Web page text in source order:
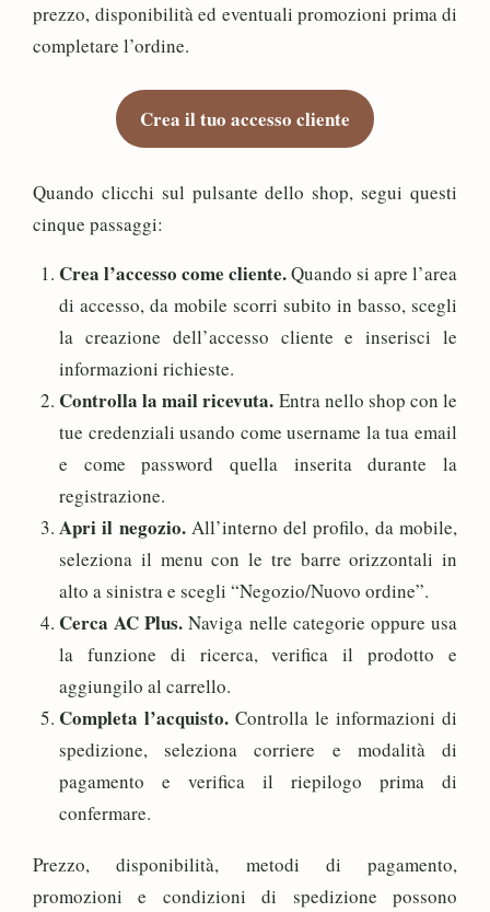
prezzo, disponibilità ed eventuali promozioni prima di
completare l’ordine.
Crea il tuo accesso cliente
Quando clicchi sul pulsante dello shop, segui questi
cinque passaggi:
Crea l’accesso come cliente.Quando si apre l’area
di accesso, da mobile scorri subito in basso, scegli
la creazione dell’accesso cliente e inserisci le
informazioni richieste.
Controlla la mail ricevuta. Entra nello shop con le
tue credenziali usando come username la tua email
e come password quella inserita durante la
registrazione.
Apri il negozio.All’interno del profilo, da mobile,
seleziona il menu con le tre barre orizzontali in
alto a sinistra e scegli “Negozio/Nuovo ordine”.
Cerca AC Plus. Naviga nelle categorie oppure usa
la funzione di ricerca, verifica il prodotto e
aggiungilo al carrello.
Completa l’acquisto. Controlla le informazioni di
spedizione, seleziona corriere e modalità di
pagamento e verifica il riepilogo prima di
confermare.
Prezzo, disponibilità, metodi di pagamento,
promozioni e condizioni di spedizione possono